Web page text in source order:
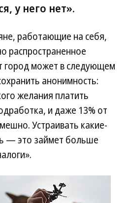
у него нет».
работающие на себя,
распространенное
город может в следующем
анонимность:
желания платить
и даже 13% от
Устраивать какие-
— это займет больше